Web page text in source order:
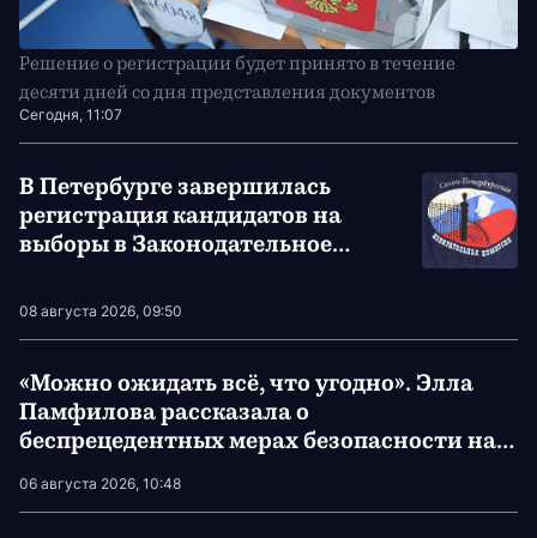
Решение о регистрации будет принято в течение
десяти дней со дня представления документов
Сегодня, 11:07
В Петербурге завершилась
регистрация кандидатов на
выборы в Законодательное
08 августа 2026, 09:50
«Можно ожидать всё, что угодно». Элла
Памфилова рассказала о
беспрецедентных мерах безопасности на
06 августа 2026, 10:48